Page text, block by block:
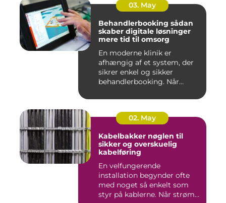
03. May
Behandlerbooking sådan
skaber digitale løsninger
mere tid til omsorg
En moderne klinik er
afhængig af et system, der
sikrer enkel og sikker
behandlerbooking. Når
02. May
Kabelbakker nøglen til
sikker og overskuelig
kabelføring
En velfungerende
installation begynder ofte
med noget så enkelt som
styr på kablerne. Når strøm-,